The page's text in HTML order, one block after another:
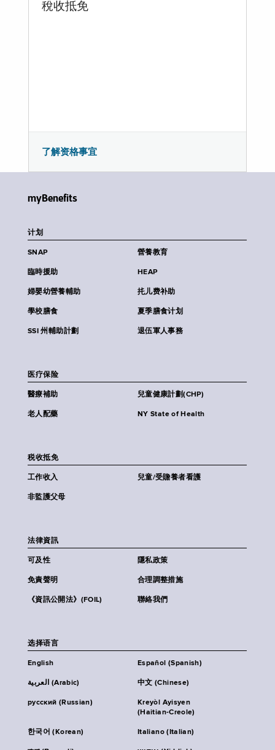
稅收抵免
了解资格事宜
myBenefits
计划
SNAP 營養教育
臨時援助 HEAP
婦嬰幼營養輔助 扥儿费补助
學校膳食 夏季膳食计划
SSI 州輔助計劃 退伍軍人事務
医疗保险
醫療補助 兒童健康計劃(CHP)
老人配藥 NY State of Health
税收抵免
工作收入 兒童/受贍養者看護
非監護父母
法律資訊
可及性 隱私政策
免責聲明 合理調整措施
《資訊公開法》(FOIL) 聯絡我們
选择语言
English Español (Spanish)
العربية (Arabic) 中文 (Chinese)
русский (Russian)
Kreyòl Ayisyen
(Haitian-Creole)
한국어 (Korean) Italiano (Italian)